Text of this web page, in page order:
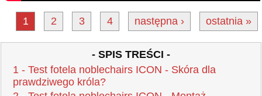
1 2 3 4 następna › ostatnia »
- SPIS TREŚCI -
1 - Test fotela noblechairs ICON - Skóra dla
prawdziwego króla?